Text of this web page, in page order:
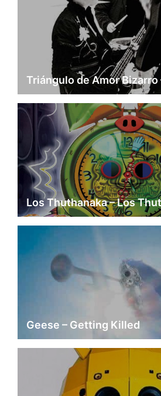
Triángulo de Amor Bizarro
Los Thuthanaka – Los
Geese – Getting Killed